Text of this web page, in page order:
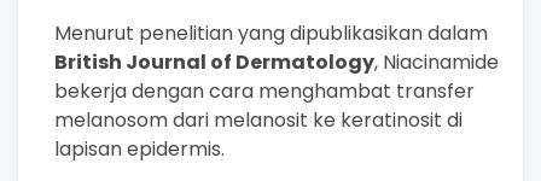
Menurut penelitian yang dipublikasikan dalam
British Journal of Dermatology, Niacinamide
bekerja dengan cara menghambat transfer
melanosom dari melanosit ke keratinosit di
lapisan epidermis.